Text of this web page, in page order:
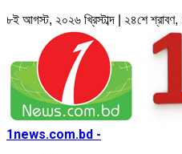
৮ই আগস্ট, ২০২৬ খ্রিস্টাব্দ | ২৪শে শ্রাবণ,
1news.com.bd -